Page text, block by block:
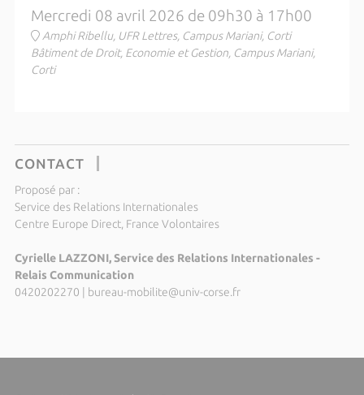
Mercredi 08 avril 2026 de 09h30 à 17h00
Amphi Ribellu, UFR Lettres, Campus Mariani, Corti
Bâtiment de Droit, Economie et Gestion, Campus Mariani,
Corti
CONTACT
Proposé par :
Service des Relations Internationales
Centre Europe Direct, France Volontaires
Cyrielle LAZZONI, Service des Relations Internationales -
Relais Communication
0420202270 | bureau-mobilite@univ-corse.fr